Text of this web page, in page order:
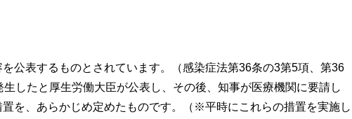
公表するものとされています。（感染症法第36条の3第5項、第36
したと厚生労働大臣が公表し、その後、知事が医療機関に要請し
を、あらかじめ定めたものです。（※平時にこれらの措置を実施し